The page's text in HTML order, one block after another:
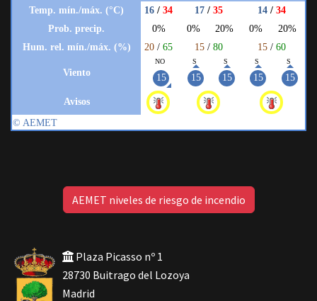
AEMET niveles de riesgo de incendio
Plaza Picasso nº 1
28730 Buitrago del Lozoya
Madrid